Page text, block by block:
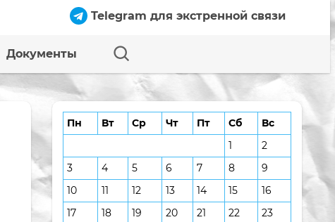
Telegram для экстренной связи
Документы
Пн Вт Ср Чт Пт Сб
Вс
1
2
3
4 5 6 7 8
9
10
11 12 13 14 15
16
17
18 19 20 21 22
23